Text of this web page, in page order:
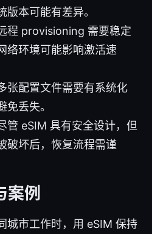
版本可能有差异。
程 provisioning 需要稳定
络环境可能影响激活速
张配置文件需要有系统化
丢失。
管 eSIM 具有安全设计，但
破坏后，恢复流程需谨
案例
城市工作时，用 eSIM 保持